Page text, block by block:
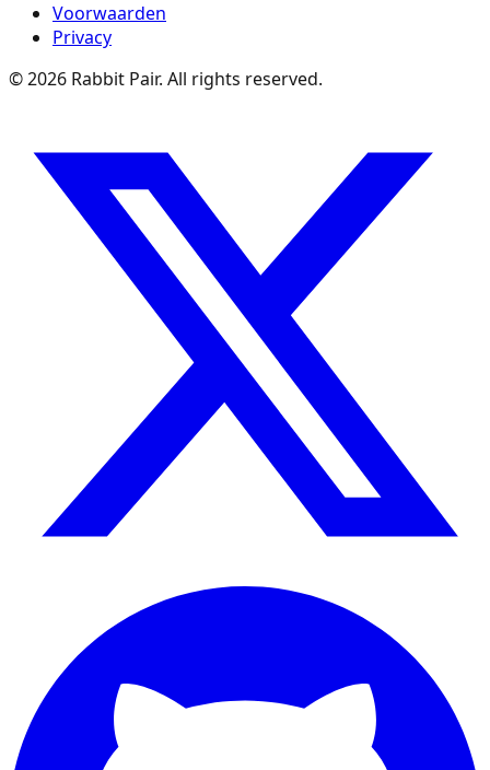
Voorwaarden
Privacy
©2026 Rabbit Pair. All rights reserved.